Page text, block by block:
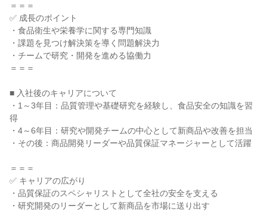
＝＝＝
✅ 成長のポイント
・食品衛生や栄養学に関する専門知識
・課題を見つけ解決策を導く問題解決力
・チームで研究・開発を進める協働力
＝＝＝
■ 入社後のキャリアについて
・1～3年目：品質管理や基礎研究を経験し、食品安全の知識を習
得
・4～6年目：研究や開発チームの中心として新商品や改善を担当
・その後：商品開発リーダーや品質保証マネージャーとして活躍
＝＝＝
✅ キャリアの広がり
・品質保証のスペシャリストとして全社の安全を支える
・研究開発のリーダーとして新商品を市場に送り出す